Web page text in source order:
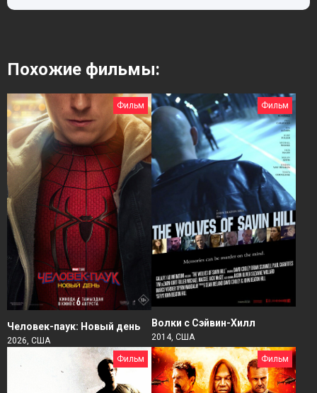
Похожие фильмы:
Фильм
Человек-паук: Новый день
2026, США
Фильм
Волки с Сэйвин-Хилл
2014, США
Фильм Фильм